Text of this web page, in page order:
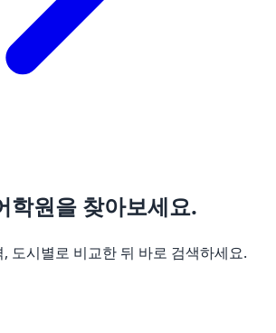
학원을 찾아보세요.
도시별로 비교한 뒤 바로 검색하세요.